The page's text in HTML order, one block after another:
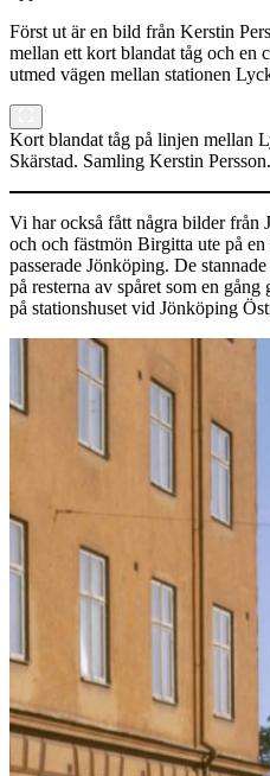
Först ut är en bild från Kerstin
mellan ett kort blandat tåg och en
utmed vägen mellan stationen
Kort blandat tåg på linjen mellan
Skärstad. Samling Kerstin Persson.
Vi har också fått några bilder från
och och fästmön Birgitta ute på
passerade Jönköping. De
på resterna av spåret som en
på stationshuset vid Jönköping